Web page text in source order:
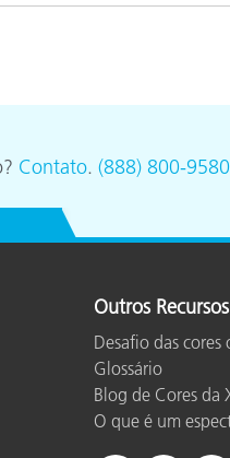
Contato. (888) 800-9580
Outros Recursos
Desafio das
Glossário
Blog de Cores da
O que é um